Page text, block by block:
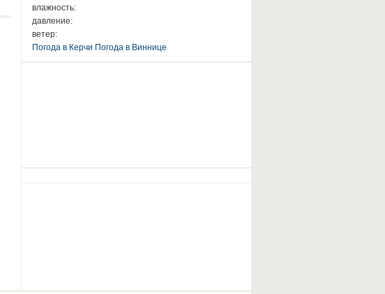
влажность:
давление:
ветер:
Погода в Керчи Погода в Виннице